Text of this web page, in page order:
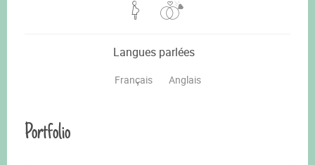
Langues parlées
Français Anglais
Portfolio